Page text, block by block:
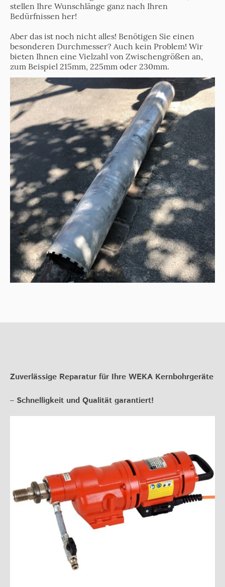
stellen Ihre Wunschlänge ganz nach Ihren
Bedürfnissen her!
Aber das ist noch nicht alles! Benötigen Sie einen
besonderen Durchmesser? Auch kein Problem! Wir
bieten Ihnen eine Vielzahl von Zwischengrößen an,
zum Beispiel 215mm, 225mm oder 230mm.
Zuverlässige Reparatur für Ihre WEKA Kernbohrgeräte
– Schnelligkeit und Qualität garantiert!